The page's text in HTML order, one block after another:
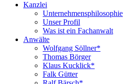
Kanzlei
Unternehmensphilosophie
Unser Profil
Was ist ein Fachanwalt
Anwälte
Wolfgang Söllner*
Thomas Börger
Klaus Kucklick*
Falk Gütter